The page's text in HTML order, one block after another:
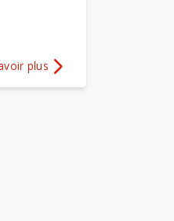
d'informations sur
plus